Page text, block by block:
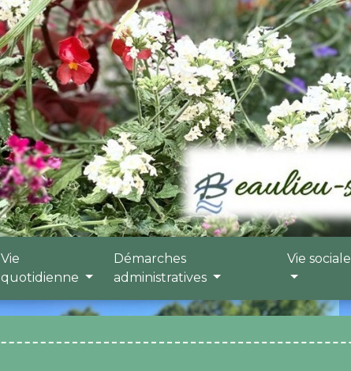
Vie
quotidienne
Démarches
administratives
Vie sociale